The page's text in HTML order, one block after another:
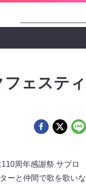
ェスティ
周年感謝祭 サブロ
ーと仲間で歌を歌いな